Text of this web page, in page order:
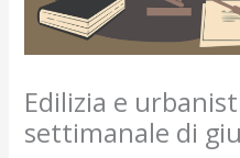
Edilizia e
settimanale di